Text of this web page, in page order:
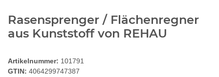
Rasensprenger / Flächenregner
aus Kunststoff von REHAU
Artikelnummer: 101791
GTIN: 4064299747387